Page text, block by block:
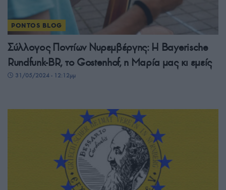
PONTOS BLOG
Σύλλογος Ποντίων Νυρεμβέργης: Η Bayerische
Rundfunk-ΒR, το Gostenhof, η Μαρία μας κι εμείς
31/05/2024 - 12:12μμ